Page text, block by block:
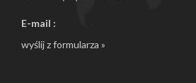
E-mail :
wyślij z formularza »